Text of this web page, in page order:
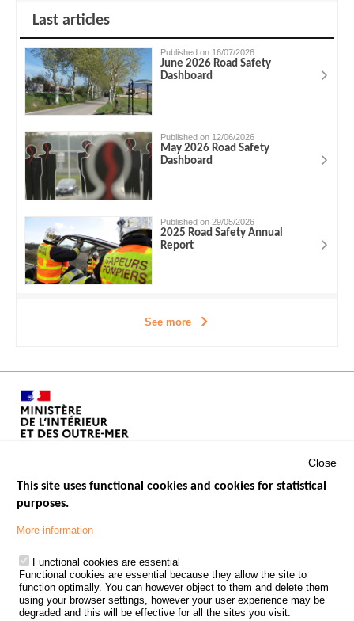
Last articles
Published on 16/07/2026
June 2026 Road Safety
Dashboard
Published on 12/06/2026
May 2026 Road Safety
Dashboard
Published on 29/05/2026
2025 Road Safety Annual
Report
See more
Footer
PROCESSING OF PERSONAL DATA FROM ROAD ACCIDENTS
KNOWLEDGE CENTRE
CALL FOR RESEARCH PROJECTS
Close
This site uses functional cookies and cookies for statistical
purposes.
More information
Functional cookies are essential
Functional cookies are essential because they allow the site to
function optimally. You can however object to them and delete them
using your browser settings, however your user experience may be
degraded and this will be effective for all the sites you visit.